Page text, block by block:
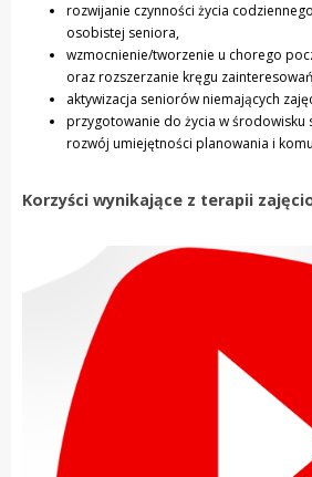
rozwijanie czynności życia
osobistej seniora,
wzmocnienie/tworzenie u chorego
oraz rozszerzanie kręgu
aktywizacja seniorów niemających
przygotowanie do życia w środowisku
rozwój umiejętności planowania i
Korzyści wynikające z terapii